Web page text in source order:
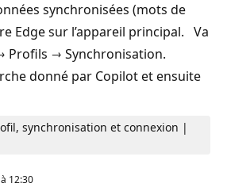
synchronisées (mots de
Edge sur l’appareil principal. Va
Profils → Synchronisation.
donné par Copilot et ensuite
synchronisation et connexion |
12:30